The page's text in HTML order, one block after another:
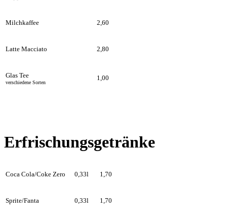
Milchkaffee 2,60
Latte Macciato 2,80
Glas Tee
verschiedene Sorten
1,00
Erfrischungsgetränke
Coca Cola/Coke Zero 0,33l 1,70
Sprite/Fanta 0,33l 1,70